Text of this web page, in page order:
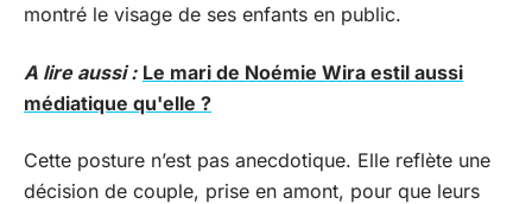
montré le visage de ses enfants en public.
A lire aussi : Le mari de Noémie Wira estil aussi
médiatique qu'elle ?
Cette posture n’est pas anecdotique. Elle reflète une
décision de couple, prise en amont, pour que leurs